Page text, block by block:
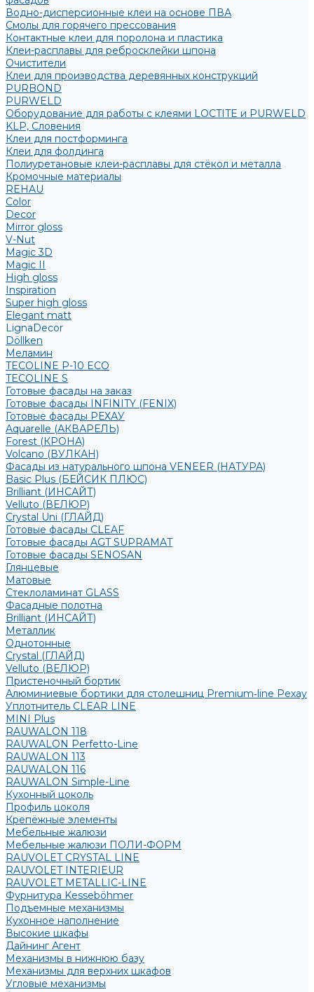
Водно-дисперсионные клеи на основе ПВА
Смолы для горячего прессования
Контактные клеи для поролона и пластика
Клеи-расплавы для ребросклейки шпона
Очистители
Клеи для производства деревянных конструкций
PURBOND
PURWELD
Оборудование для работы с клеями LOCTITE и PURWELD
KLP, Словения
Клеи для постформинга
Клеи для фолдинга
Полиуретановые клеи-расплавы для стёкол и металла
Кромочные материалы
REHAU
Color
Decor
Mirror gloss
V-Nut
Magic 3D
Magic II
High gloss
Inspiration
Super high gloss
Elegant matt
LignaDecor
Döllken
Меламин
TECOLINE P-10 ECO
TECOLINE S
Готовые фасады на заказ
Готовые фасады INFINITY (FENIX)
Готовые фасады РЕХАУ
Aquarelle (АКВАРЕЛЬ)
Forest (КРОНА)
Volcano (ВУЛКАН)
Фасады из натурального шпона VENEER (НАТУРА)
Basic Plus (БЕЙСИК ПЛЮС)
Brilliant (ИНСАЙТ)
Velluto (ВЕЛЮР)
Crystal Uni (ГЛАЙД)
Готовые фасады CLEAF
Готовые фасады AGT SUPRAMAT
Готовые фасады SENOSAN
Глянцевые
Матовые
Стеклоламинат GLASS
Фасадные полотна
Brilliant (ИНСАЙТ)
Металлик
Однотонные
Crystal (ГЛАЙД)
Velluto (ВЕЛЮР)
Пристеночный бортик
Алюминиевые бортики для столешниц Premium‑line Рехау
Уплотнитель CLEAR LINE
MINI Plus
RAUWALON 118
RAUWALON Perfetto-Line
RAUWALON 113
RAUWALON 116
RAUWALON Simple-Line
Кухонный цоколь
Профиль цоколя
Крепёжные элементы
Мебельные жалюзи
Мебельные жалюзи ПОЛИ-ФОРМ
RAUVOLET CRYSTAL LINE
RAUVOLET INTERIEUR
RAUVOLET METALLIC-LINE
Фурнитура Kesseböhmer
Подъемные механизмы
Кухонное наполнение
Высокие шкафы
Дайнинг Агент
Механизмы в нижнюю базу
Механизмы для верхних шкафов
Угловые механизмы